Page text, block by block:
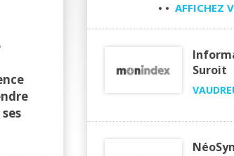
• • AFFICHEZ
Suroit